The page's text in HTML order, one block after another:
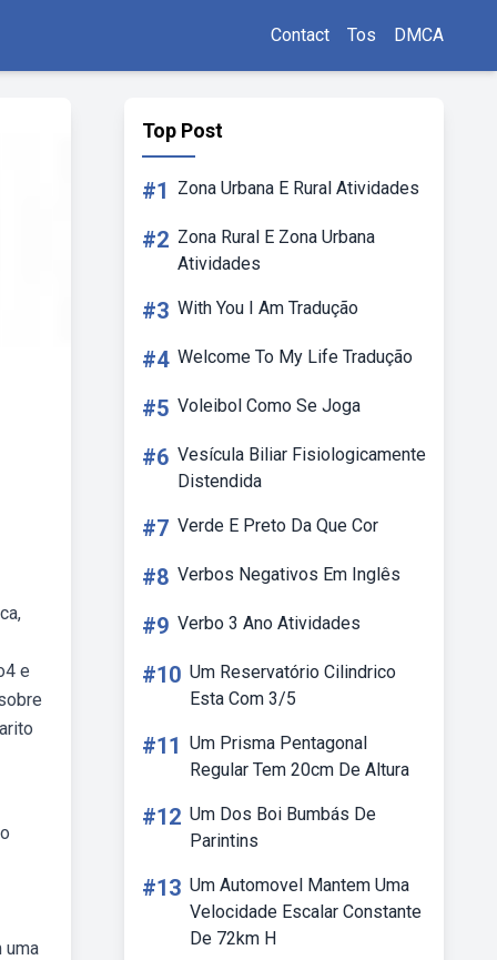
Contact Tos DMCA
e
uma
Top Post
#1 Zona Urbana E Rural Atividades
#2 Zona Rural E Zona Urbana
Atividades
#3 With You I Am Tradução
#4 Welcome To My Life Tradução
#5 Voleibol Como Se Joga
#6 Vesícula Biliar Fisiologicamente
Distendida
#7 Verde E Preto Da Que Cor
#8 Verbos Negativos Em Inglês
#9 Verbo 3 Ano Atividades
#10 Um Reservatório Cilindrico
Esta Com 3/5
#11 Um Prisma Pentagonal
Regular Tem 20cm De Altura
#12 Um Dos Boi Bumbás De
Parintins
#13 Um Automovel Mantem Uma
Velocidade Escalar Constante
De 72km H